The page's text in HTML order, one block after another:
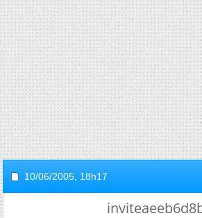
10/06/2005, 18h17